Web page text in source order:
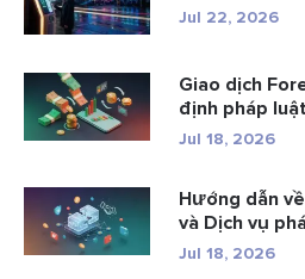
Jul 22, 2026
Giao dịch
định pháp
Jul 18, 2026
Hướng dẫn
và Dịch vụ
Jul 18, 2026